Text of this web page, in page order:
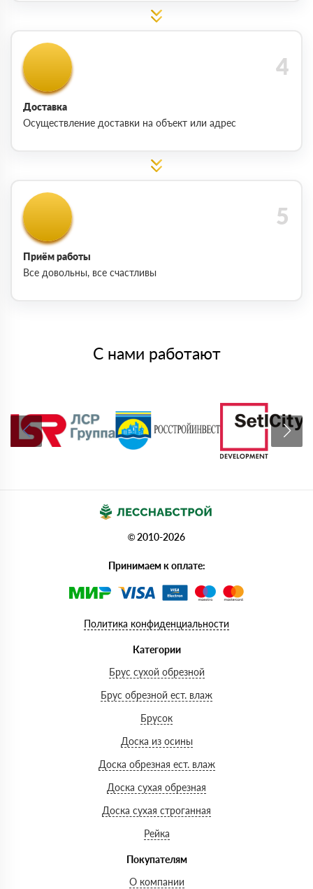
Доставка
Осуществление доставки на объект или адрес
Приём работы
Все довольны, все счастливы
С нами работают
© 2010-2026
Принимаем к оплате:
Политика конфиденциальности
Категории
Брус сухой обрезной
Брус обрезной ест. влаж
Брусок
Доска из осины
Доска обрезная ест. влаж
Доска сухая обрезная
Доска сухая строганная
Рейка
Покупателям
О компании